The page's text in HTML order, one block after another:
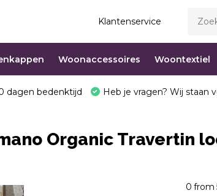
Klantenservice
Woonaccessoires Woontextiel
dagen bedenktijd Heb je vragen? Wij staan
Organic Travertin
0 from